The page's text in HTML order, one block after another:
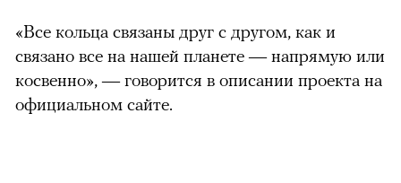
«Все кольца связаны друг с другом, как и
связано все на нашей планете — напрямую или
косвенно», — говорится в описании проекта на
официальном сайте.